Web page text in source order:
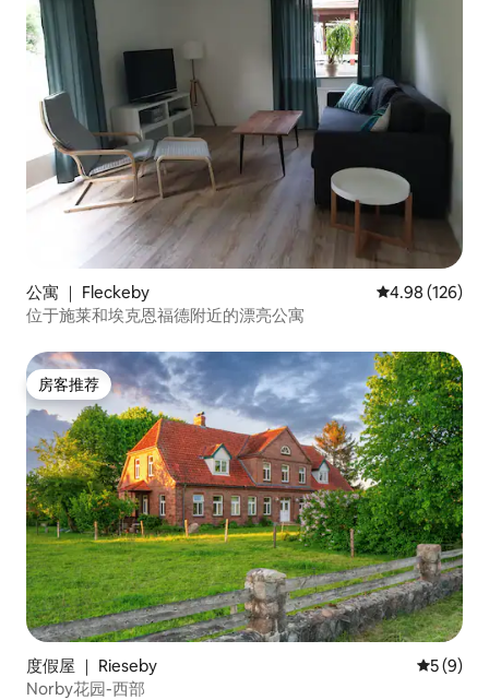
公寓 ｜ Fleckeby 平均评分 4.98
4.98 (126)
位于施莱和埃克恩福德附近的漂亮公寓
房客推荐
房客推荐
度假屋 ｜ Rieseby 平均评分
5 (9)
Norby花园-西部